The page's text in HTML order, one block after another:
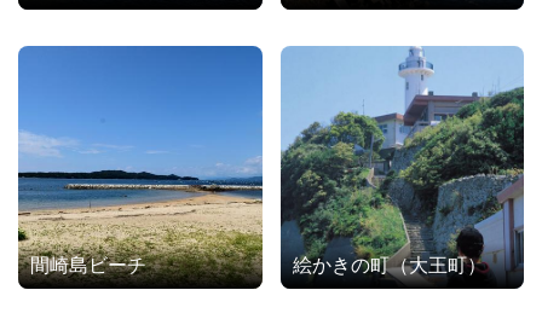
間崎島ビーチ 絵かきの町（大王町）